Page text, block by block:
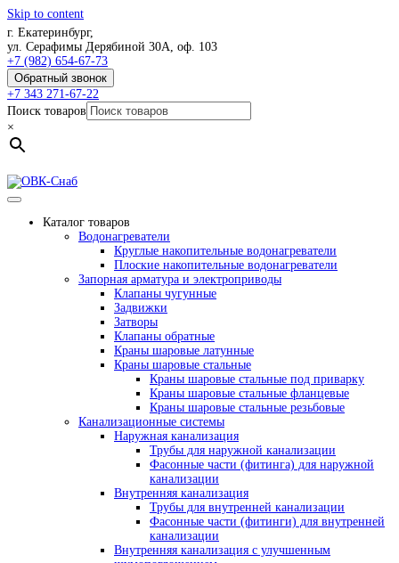
Skip to content
г. Екатеринбург,
ул. Серафимы Дерябиной 30А, оф. 103
+7 (982) 654-67-73
Обратный звонок
+7 343 271-67-22
Поиск товаров
×
Каталог товаров
Водонагреватели
Круглые накопительные водонагреватели
Плоские накопительные водонагреватели
Запорная арматура и электроприводы
Клапаны чугунные
Задвижки
Затворы
Клапаны обратные
Краны шаровые латунные
Краны шаровые стальные
Краны шаровые стальные под приварку
Краны шаровые стальные фланцевые
Краны шаровые стальные резьбовые
Канализационные системы
Наружная канализация
Трубы для наружной канализации
Фасонные части (фитинга) для наружной
канализации
Внутренняя канализация
Трубы для внутренней канализации
Фасонные части (фитинги) для внутренней
канализации
Внутренняя канализация с улучшенным